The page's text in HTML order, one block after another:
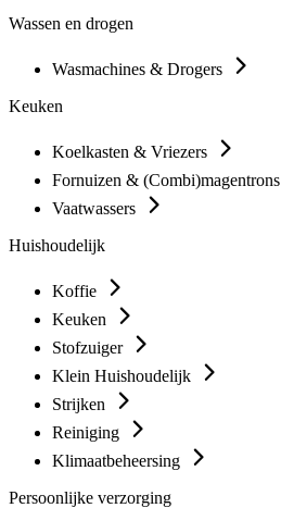
Wassen en drogen
Wasmachines & Drogers
Keuken
Koelkasten & Vriezers
Fornuizen & (Combi)magentrons
Vaatwassers
Huishoudelijk
Koffie
Keuken
Stofzuiger
Klein Huishoudelijk
Strijken
Reiniging
Klimaatbeheersing
Persoonlijke verzorging